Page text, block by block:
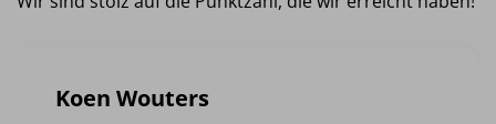
Koen Wouters